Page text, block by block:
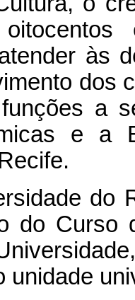
às
dos
a
e a
do
do
unidade